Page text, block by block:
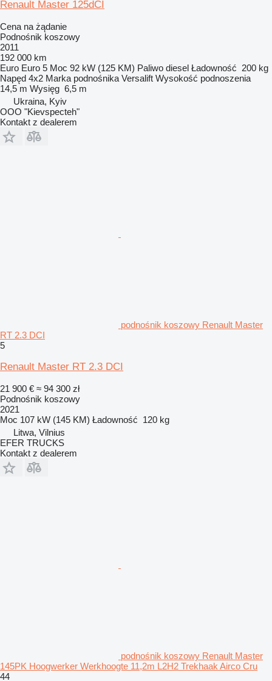
Renault Master 125dCI
Cena na żądanie
Podnośnik koszowy
2011
192 000 km
Euro Euro 5 Moc 92 kW (125 KM) Paliwo diesel Ładowność 200 kg
Napęd 4x2 Marka podnośnika Versalift Wysokość podnoszenia
14,5 m Wysięg 6,5 m
Ukraina, Kyiv
OOO "Kievspecteh"
Kontakt z dealerem
podnośnik koszowy Renault Master
RT 2.3 DCI
5
Renault Master RT 2.3 DCI
21 900 € ≈ 94 300 zł
Podnośnik koszowy
2021
Moc 107 kW (145 KM) Ładowność 120 kg
Litwa, Vilnius
EFER TRUCKS
Kontakt z dealerem
podnośnik koszowy Renault Master
145PK Hoogwerker Werkhoogte 11,2m L2H2 Trekhaak Airco Cru
44